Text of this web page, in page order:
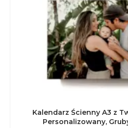
Kalendarz Ścienny A3 z
Personalizowany,